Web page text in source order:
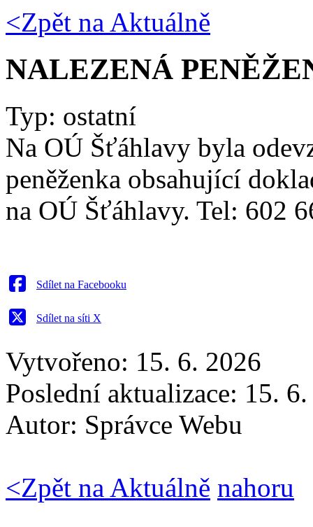
<Zpět na Aktuálně
NALEZENÁ
Typ: ostatní
Na OÚ Šťáhlavy byla
peněženka obsahující
na OÚ Šťáhlavy. Tel: 602
Sdílet na Facebooku
Sdílet na síti X
Vytvořeno: 15. 6. 2026
Poslední aktualizace: 15.
Autor: Správce Webu
<Zpět na Aktuálně nahoru